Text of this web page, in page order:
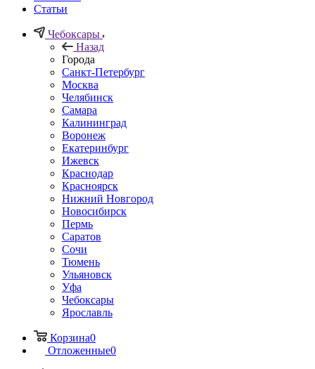
Статьи
Чебоксары
Назад
Города
Санкт-Петербург
Москва
Челябинск
Самара
Калининград
Воронеж
Екатеринбург
Ижевск
Краснодар
Красноярск
Нижний Новгород
Новосибирск
Пермь
Саратов
Сочи
Тюмень
Ульяновск
Уфа
Чебоксары
Ярославль
Корзина0
Отложенные0